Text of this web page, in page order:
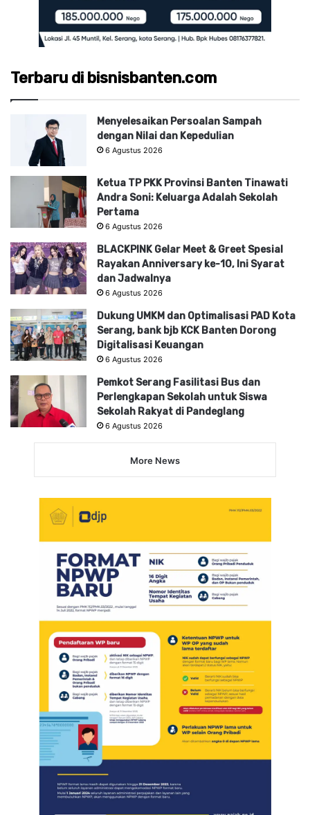
Terbaru di bisnisbanten.com
Menyelesaikan Persoalan Sampah
dengan Nilai dan Kepedulian
6 Agustus 2026
Ketua TP PKK Provinsi Banten Tinawati
Andra Soni: Keluarga Adalah Sekolah
Pertama
6 Agustus 2026
BLACKPINK Gelar Meet & Greet Spesial
Rayakan Anniversary ke-10, Ini Syarat
dan Jadwalnya
6 Agustus 2026
Dukung UMKM dan Optimalisasi PAD Kota
Serang, bank bjb KCK Banten Dorong
Digitalisasi Keuangan
6 Agustus 2026
Pemkot Serang Fasilitasi Bus dan
Perlengkapan Sekolah untuk Siswa
Sekolah Rakyat di Pandeglang
6 Agustus 2026
More News